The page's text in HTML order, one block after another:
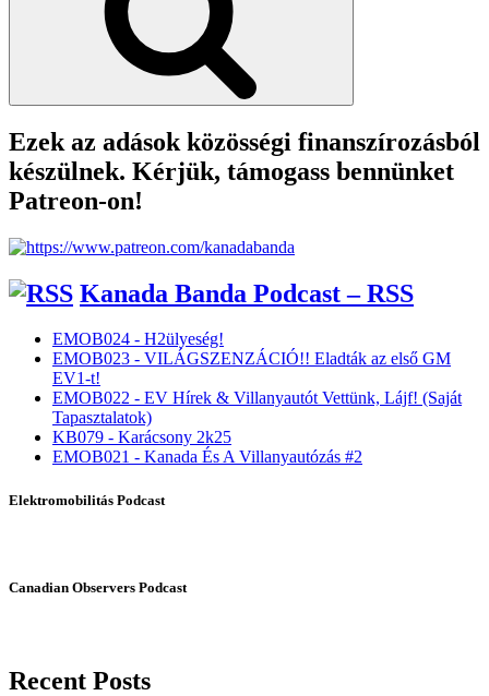
Ezek az adások közösségi finanszírozásból
készülnek. Kérjük, támogass bennünket
Patreon-on!
Kanada Banda Podcast – RSS
EMOB024 - H2ülyeség!
EMOB023 - VILÁGSZENZÁCIÓ!! Eladták az első GM
EV1-t!
EMOB022 - EV Hírek & Villanyautót Vettünk, Lájf! (Saját
Tapasztalatok)
KB079 - Karácsony 2k25
EMOB021 - Kanada És A Villanyautózás #2
Elektromobilitás Podcast
Canadian Observers Podcast
Recent Posts